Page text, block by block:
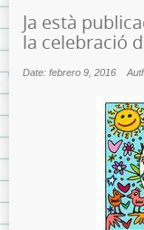
Ja està
la celebració
Date: febrero 9, 2016